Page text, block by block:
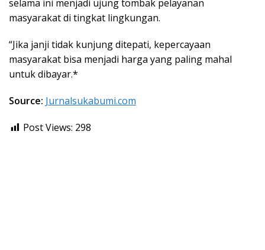
selama ini menjadi ujung tombak pelayanan
masyarakat di tingkat lingkungan.
“Jika janji tidak kunjung ditepati, kepercayaan
masyarakat bisa menjadi harga yang paling mahal
untuk dibayar.*
Source: Jurnalsukabumi.com
Post Views: 298